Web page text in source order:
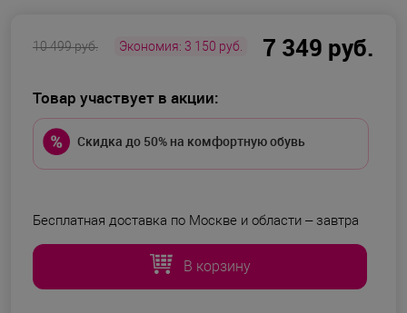
7 349 руб.
10 499 руб. Экономия: 3 150 руб.
Товар участвует в акции:
Скидка до 50% на комфортную обувь
Бесплатная доставка по Москве и области – завтра
В корзину